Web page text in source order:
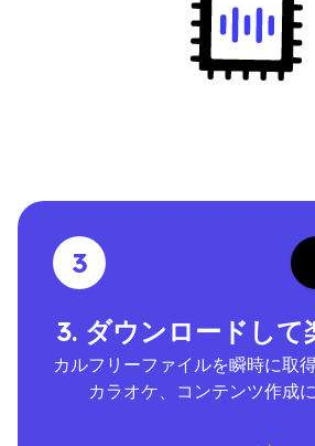
3
3. ダウンロードして
カルフリーファイルを瞬時に取
カラオケ、コンテンツ作成